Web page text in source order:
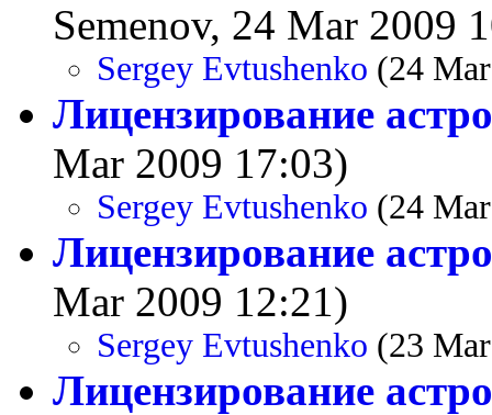
Semenov, 24 Mar 2009
Sergey Evtushenko (24
Лицензирование
Mar 2009 17:03)
Sergey Evtushenko (24
Лицензирование
Mar 2009 12:21)
Sergey Evtushenko (23
Лицензирование